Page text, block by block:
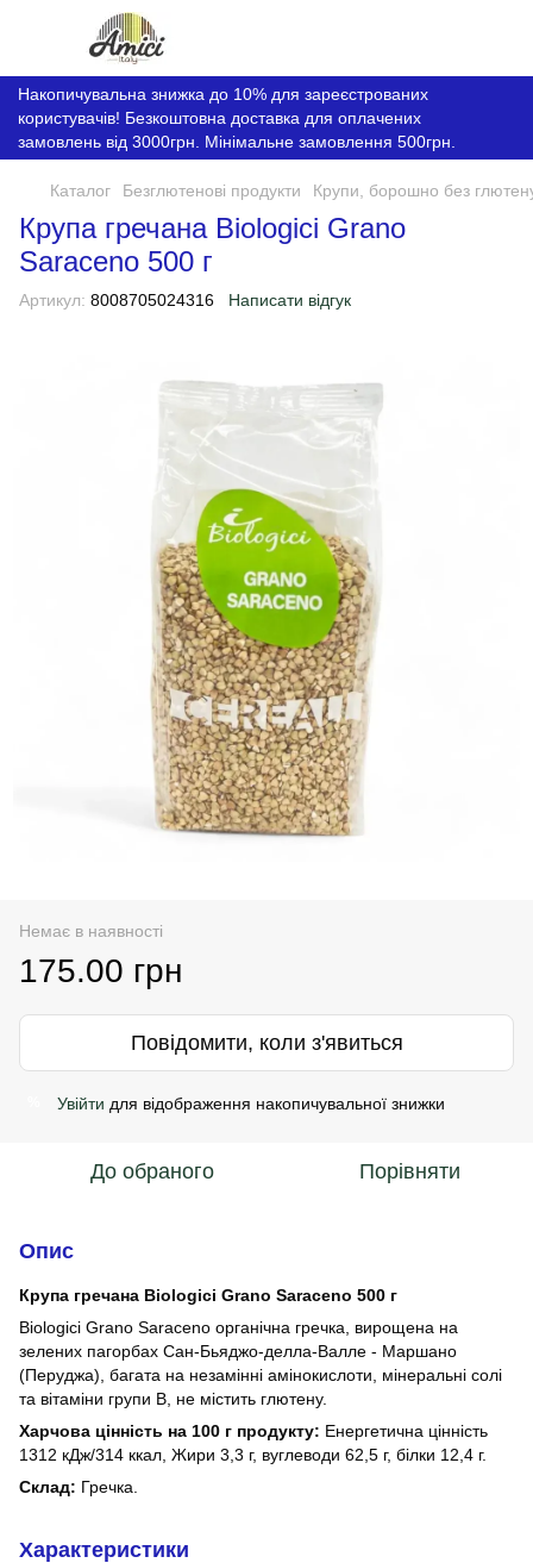
Накопичувальна знижка до 10% для зареєстрованих
користувачів! Безкоштовна доставка для оплачених
замовлень від 3000грн. Мінімальне замовлення 500грн.
Каталог Безглютенові продукти Крупи, борошно без
Крупа гречанa Biologici Grano
Saraceno 500 г
Артикул: 8008705024316 Написати відгук
Немає в наявності
175.00 грн
Повідомити, коли з'явиться
Увійти для відображення накопичувальної знижки
До обраного Порівняти
Опис
Крупа гречанa Biologici Grano Saraceno 500 г
Biologici Grano Saraceno органічна гречка, вирощена на
зелених пагорбах Сан-Бьяджо-делла-Валле - Маршано
(Перуджа), багата на незамінні амінокислоти, мінеральні солі
та вітаміни групи В, не містить глютену.
Харчова цінність на 100 г продукту: Енергетична цінність
1312 кДж/314 ккал, Жири 3,3 г, вуглеводи 62,5 г, білки 12,4 г.
Склад: Гречка.
Характеристики